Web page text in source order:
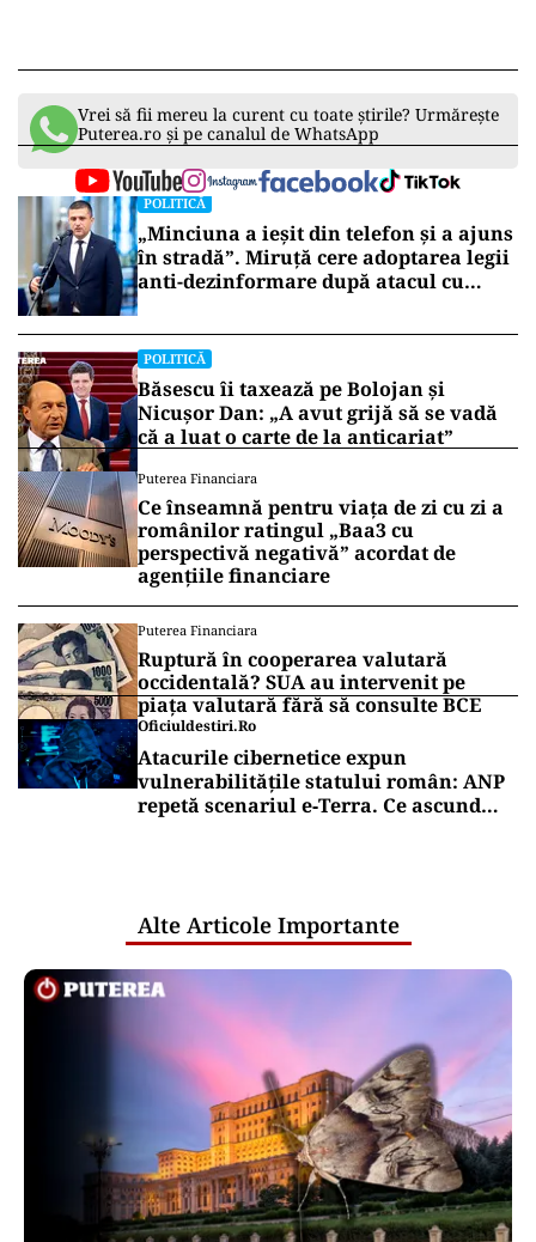
Vrei să fii mereu la curent cu toate știrile? Urmărește
Puterea.ro și pe canalul de WhatsApp
POLITICĂ
„Minciuna a ieșit din telefon și a ajuns
în stradă”. Miruță cere adoptarea legii
anti-dezinformare după atacul cu
POLITICĂ
Băsescu îi taxează pe Bolojan și
Nicușor Dan: „A avut grijă să se vadă
că a luat o carte de la anticariat”
Puterea Financiara
Ce înseamnă pentru viața de zi cu zi a
românilor ratingul „Baa3 cu
perspectivă negativă” acordat de
agențiile financiare
Puterea Financiara
Ruptură în cooperarea valutară
occidentală? SUA au intervenit pe
piața valutară fără să consulte BCE
Oficiuldestiri.ro
Atacurile cibernetice expun
vulnerabilitățile statului român: ANP
repetă scenariul e‑Terra. Ce ascund
Alte Articole Importante